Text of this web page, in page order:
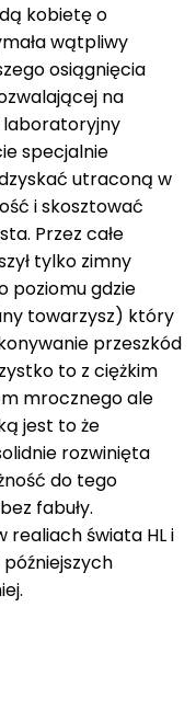
kobietę o
wątpliwy
osiągnięcia
na
laboratoryjny
specjalnie
utraconą w
i skosztować
Przez całe
tylko zimny
poziomu gdzie
towarzysz) który
przeszkód
to z ciężkim
mrocznego ale
jest to że
rozwinięta
do tego
fabuły.
realiach świata HL i